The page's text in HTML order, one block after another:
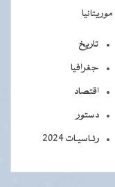
موريتانيا
تاريخ
جغرافيا
اقتصاد
دستور
رئـاسيـات 2024